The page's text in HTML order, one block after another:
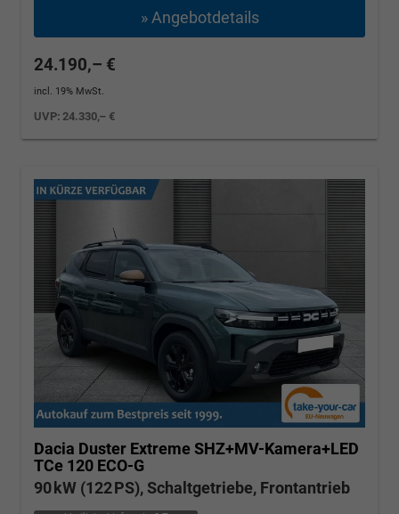
» Angebotdetails
24.190,– €
incl. 19% MwSt.
UVP:24.330,– €
Dacia Duster Extreme SHZ+MV-Kamera+LED
TCe 120 ECO-G
90 kW (122 PS), Schaltgetriebe, Frontantrieb